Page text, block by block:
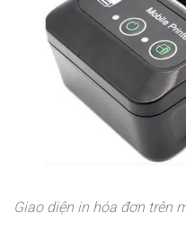
Giao diện in hóa đơn trên